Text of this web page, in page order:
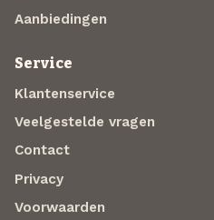
Aanbiedingen
Service
Klantenservice
Veelgestelde vragen
Contact
Privacy
Voorwaarden